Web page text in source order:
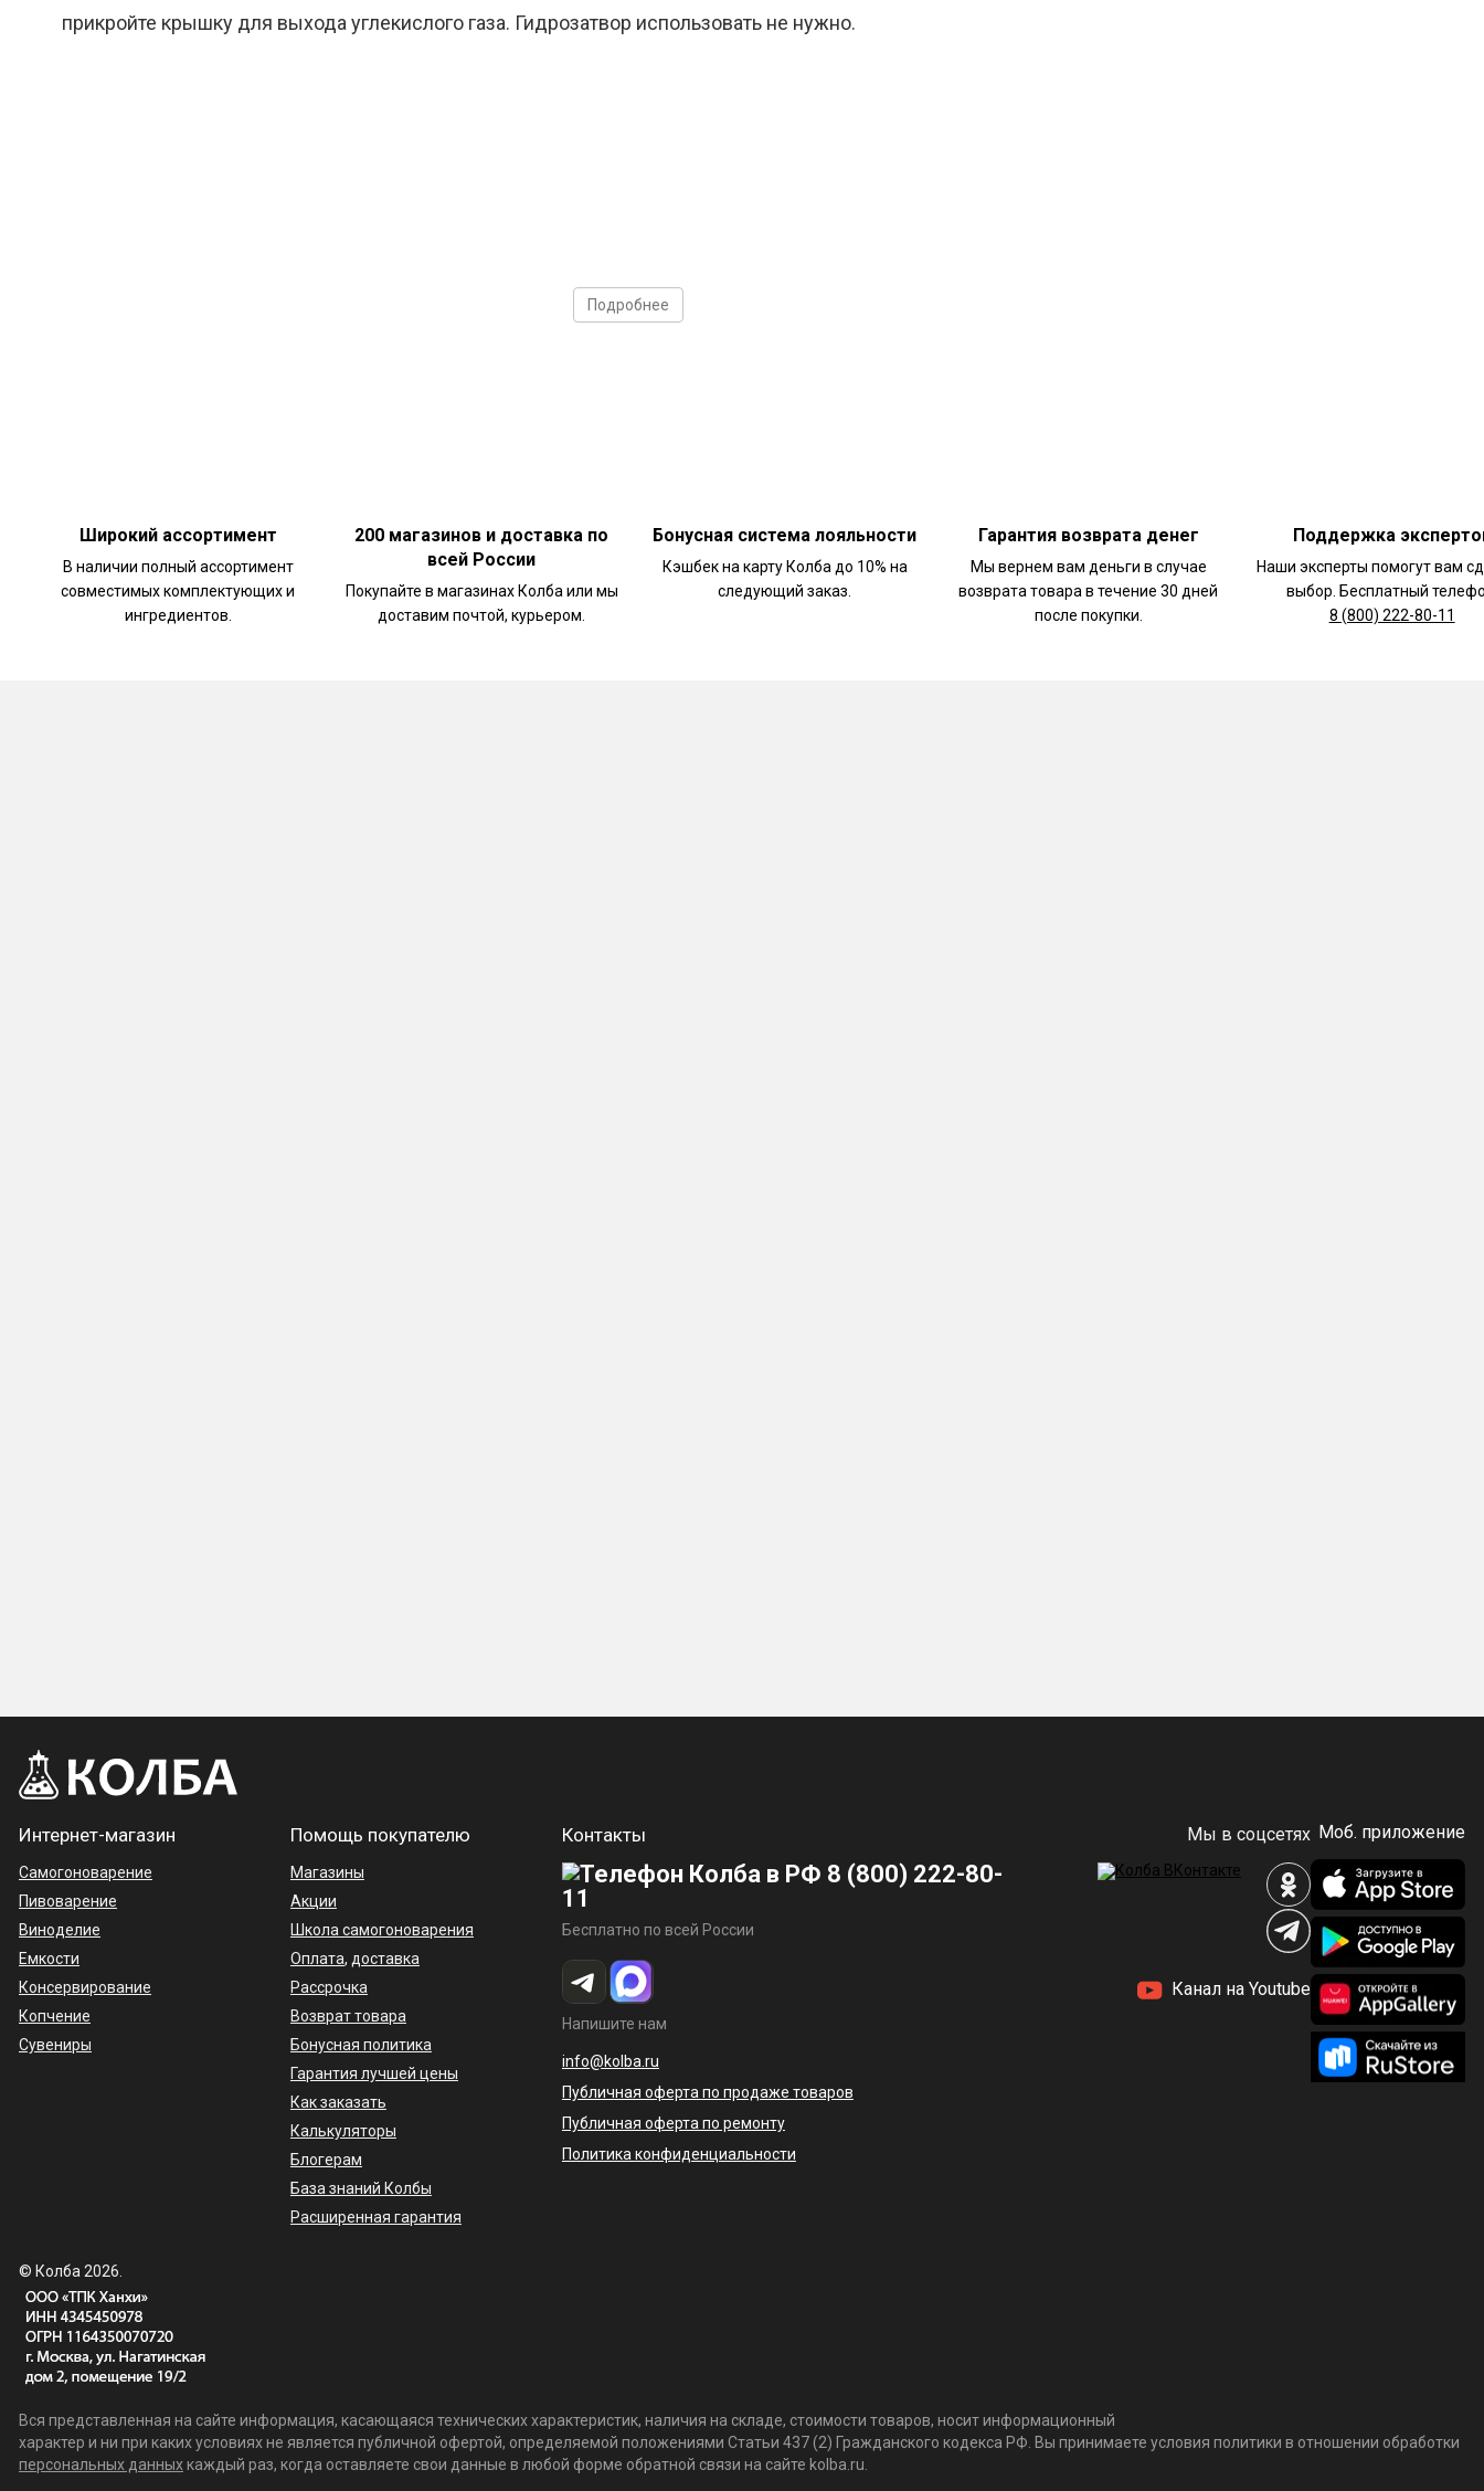
прикройте крышку для выхода углекислого газа. Гидрозатвор использовать не нужно.
Подробнее
Широкий ассортимент
В наличии полный ассортимент
совместимых комплектующих и
ингредиентов.
200 магазинов и доставка по
всей России
Покупайте в магазинах Колба или мы
доставим почтой, курьером.
Бонусная система лояльности
Кэшбек на карту Колба до 10% на
следующий заказ.
Гарантия возврата денег
Мы вернем вам деньги в случае
возврата товара в течение 30 дней
после покупки.
Поддержка
Наши эксперты помогут вам
выбор. Бесплатный
8 (800) 222-80-11
Интернет-магазин
Самогоноварение
Пивоварение
Виноделие
Емкости
Консервирование
Копчение
Сувениры
Помощь покупателю
Магазины
Акции
Школа самогоноварения
Оплата, доставка
Рассрочка
Возврат товара
Бонусная политика
Гарантия лучшей цены
Как заказать
Калькуляторы
Блогерам
База знаний Колбы
Расширенная гарантия
Контакты
8 (800) 222-80-
11
Бесплатно по всей России
Напишите нам
info@kolba.ru
Публичная оферта по продаже товаров
Публичная оферта по ремонту
Политика конфиденциальности
Мы в соцсетях
Канал на Youtube
Моб. приложение
© Колба 2026.
Вся представленная на сайте информация, касающаяся технических характеристик, наличия на складе, стоимости товаров, носит информационный
характер и ни при каких условиях не является публичной офертой, определяемой положениями Статьи 437 (2) Гражданского кодекса РФ. Вы принимаете условия политики в отношении обработки
персональных данныхкаждый раз, когда оставляете свои данные в любой форме обратной связи на сайте kolba.ru.